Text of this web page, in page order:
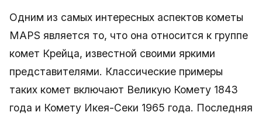
Одним из самых интересных аспектов кометы
MAPS является то, что она относится к группе
комет Крейца, известной своими яркими
представителями. Классические примеры
таких комет включают Великую Комету 1843
года и Комету Икея-Секи 1965 года. Последняя